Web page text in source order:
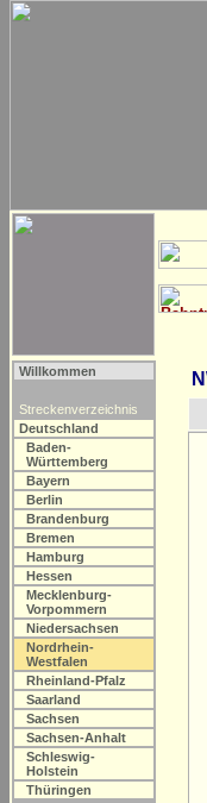
Willkommen
Streckenverzeichnis
Deutschland
Baden-
Württemberg
Bayern
Berlin
Brandenburg
Bremen
Hamburg
Hessen
Mecklenburg-
Vorpommern
Niedersachsen
Nordrhein-
Westfalen
Rheinland-Pfalz
Saarland
Sachsen
Sachsen-Anhalt
Schleswig-
Holstein
Thüringen